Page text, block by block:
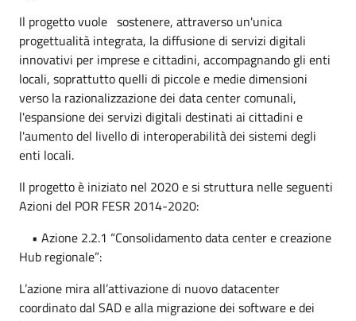
Il progetto vuole sostenere, attraverso un'unica
progettualità integrata, la diffusione di servizi digitali
innovativi per imprese e cittadini, accompagnando gli enti
locali, soprattutto quelli di piccole e medie dimensioni
verso la razionalizzazione dei data center comunali,
l'espansione dei servizi digitali destinati ai cittadini e
l'aumento del livello di interoperabilità dei sistemi degli
enti locali.
Il progetto è iniziato nel 2020 e si struttura nelle seguenti
Azioni del POR FESR 2014-2020:
• Azione 2.2.1 “Consolidamento data center e creazione
Hub regionale”:
L’azione mira all’attivazione di nuovo datacenter
coordinato dal SAD e alla migrazione dei software e dei